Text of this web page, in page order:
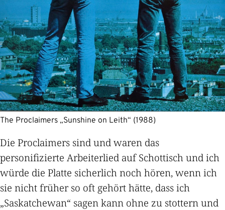
The Proclaimers „Sunshine on Leith“ (1988)
Die Proclaimers sind und waren das
personifizierte Arbeiterlied auf Schottisch und ich
würde die Platte sicherlich noch hören, wenn ich
sie nicht früher so oft gehört hätte, dass ich
„Saskatchewan“ sagen kann ohne zu stottern und